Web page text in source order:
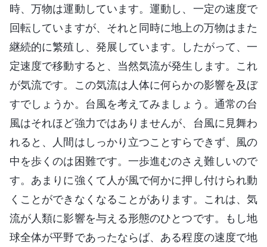
時、万物は運動しています。運動し、一定の速度で
回転していますが、それと同時に地上の万物はまた
継続的に繁殖し、発展しています。したがって、一
定速度で移動すると、当然気流が発生します。これ
が気流です。この気流は人体に何らかの影響を及ぼ
すでしょうか。台風を考えてみましょう。通常の台
風はそれほど強力ではありませんが、台風に見舞わ
れると、人間はしっかり立つことすらできず、風の
中を歩くのは困難です。一歩進むのさえ難しいので
す。あまりに強くて人が風で何かに押し付けられ動
くことができなくなることがあります。これは、気
流が人類に影響を与える形態のひとつです。もし地
球全体が平野であったならば、ある程度の速度で地